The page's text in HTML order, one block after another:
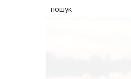
пошук